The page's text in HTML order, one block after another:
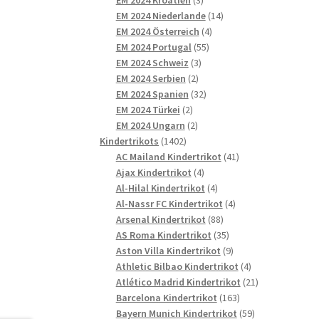
Produkte
EM 2024 Niederlande 1414
EM 2024 Österreich 44
Produkte
EM 2024 Portugal 5555
EM 2024 Schweiz 33
Produkte
EM 2024 Serbien 22
Produkte
EM 2024 Spanien 3232
EM 2024 Türkei 22
Produkte
EM 2024 Ungarn 22
Kindertrikots 14021402
Produkte
AC Mailand Kindertrikot 4141
Ajax Kindertrikot 44
Produkte
Al-Hilal Kindertrikot 44
Produkte
Al-Nassr FC Kindertrikot 44
Arsenal Kindertrikot 8888
Produkte
AS Roma Kindertrikot 3535
Produkte
Aston Villa Kindertrikot 99
Produkte
Athletic Bilbao Kindertrikot 44
Produkte
Atlético Madrid Kindertrikot 2121
Barcelona Kindertrikot 163163
Produkte
Bayern Munich Kindertrikot 5959